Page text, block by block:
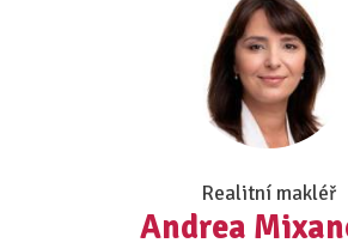
Realitní makléř
Andrea